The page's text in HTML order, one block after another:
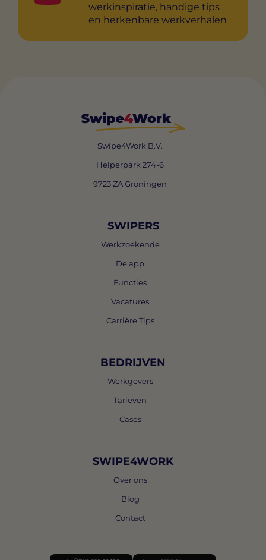
werkinspiratie, handige tips
en herkenbare werkverhalen
Swipe4Work B.V.
Helperpark 274-6
9723 ZA Groningen
SWIPERS
Werkzoekende
De app
Functies
Vacatures
Carrière Tips
BEDRIJVEN
Werkgevers
Tarieven
Cases
SWIPE4WORK
Over ons
Blog
Contact